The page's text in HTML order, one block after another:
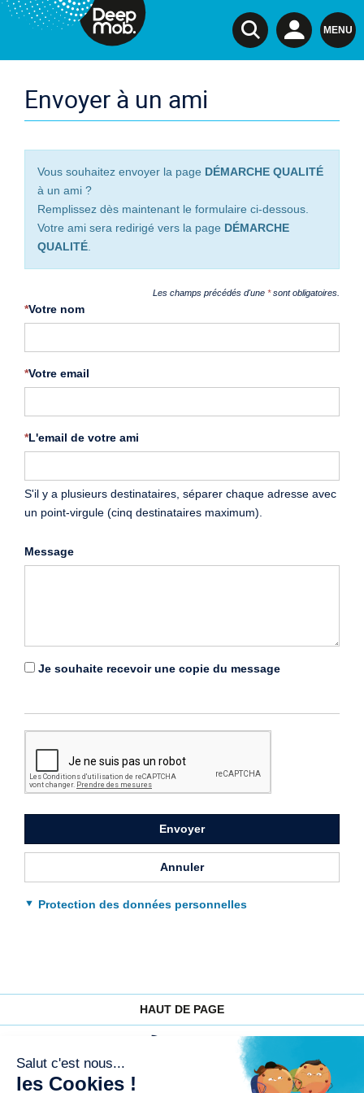
DeepMob.
MENU
Envoyer à un ami
Vous souhaitez envoyer la page DÉMARCHE QUALITÉ
à un ami ?
Remplissez dès maintenant le formulaire ci-dessous.
Votre ami sera redirigé vers la page DÉMARCHE
QUALITÉ
Les champs précédés d'une *sont obligatoires.
*Votre nom
*Votre email
*L'email de votre ami
S'il y a plusieurs destinataires, séparer chaque adresse avec
un point-virgule (cinq destinataires maximum).
Message
Je souhaite recevoir une copie du message
*Renseigner
le
captcha
pour
valider
Envoyer
Annuler
Protection des données personnelles
HAUT DE PAGE